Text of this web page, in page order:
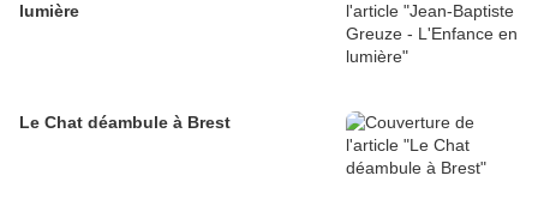
lumière
Le Chat déambule à Brest